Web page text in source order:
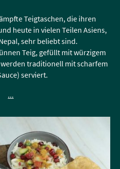
Teigtaschen, die ihren
heute in vielen Teilen Asiens,
sehr beliebt sind.
Teig, gefüllt mit würzigem
traditionell mit scharfem
serviert.
...